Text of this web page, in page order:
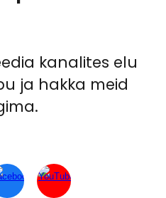
kanalites elu
ja hakka meid